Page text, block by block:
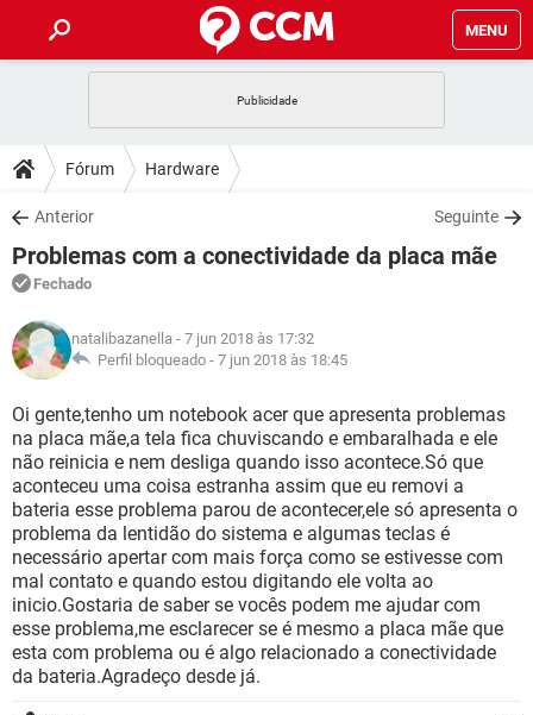
MENU
CELULAR
OUTLOOK
INSTAGRAM GMAIL
GUIA DE COMPRAS
DICAS
JOGOS
OUTLOOK
INSTAGRAM
GUIA DE COMPRAS
DOWNLOADS
JOGOS WHATSAPP
CELULAR
OUTLOOK EXCEL
INSTAGRAM
GUIA DE COMPRAS
FÓRUM
JOGOS
CELULAR FACEBOOK
INSTAGRAM GMAIL
GUIA DE COMPRAS
GLOSSÁRIO
JOGOS
CELULAR FACEBOOK
OUTLOOK EXCEL
INSTAGRAM GMAIL
GUIA DE COMPRAS
Fórum Hardware
Anterior Seguinte
Problemas com a conectividade da placa mãe
Fechado
natalibazanella - 7 jun 2018 às 17:32
Perfil bloqueado - 7 jun 2018 às 18:45
Oi gente,tenho um notebook acer que apresenta problemas
na placa mãe,a tela fica chuviscando e embaralhada e ele
não reinicia e nem desliga quando isso acontece.Só que
aconteceu uma coisa estranha assim que eu removi a
bateria esse problema parou de acontecer,ele só apresenta o
problema da lentidão do sistema e algumas teclas é
necessário apertar com mais força como se estivesse com
mal contato e quando estou digitando ele volta ao
inicio.Gostaria de saber se vocês podem me ajudar com
esse problema,me esclarecer se é mesmo a placa mãe que
esta com problema ou é algo relacionado a conectividade
da bateria.Agradeço desde já.